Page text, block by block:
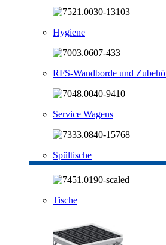
Hygiene
RFS-Wandborde und
Service Wagens
Spültische
Tische